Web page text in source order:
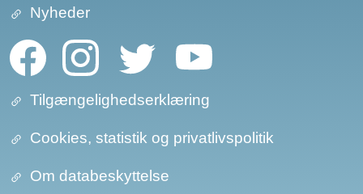
Nyheder
Tilgængelighedserklæring
Cookies, statistik og privatlivspolitik
Om databeskyttelse​​